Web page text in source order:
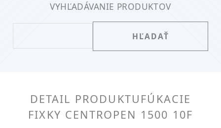
VYHĽADÁVANIE PRODUKTOV
DETAIL PRODUKTU FÚKACIE
FIXKY CENTROPEN 1500 10F